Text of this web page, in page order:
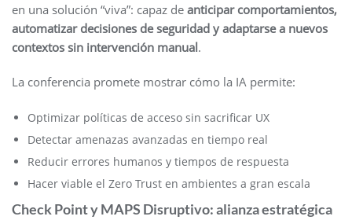
en una solución “viva”: capaz de anticipar comportamientos,
automatizar decisiones de seguridad y adaptarse a nuevos
contextos sin intervención manual.
La conferencia promete mostrar cómo la IA permite:
Optimizar políticas de acceso sin sacrificar UX
Detectar amenazas avanzadas en tiempo real
Reducir errores humanos y tiempos de respuesta
Hacer viable el Zero Trust en ambientes a gran escala
Check Point y MAPS Disruptivo: alianza estratégica